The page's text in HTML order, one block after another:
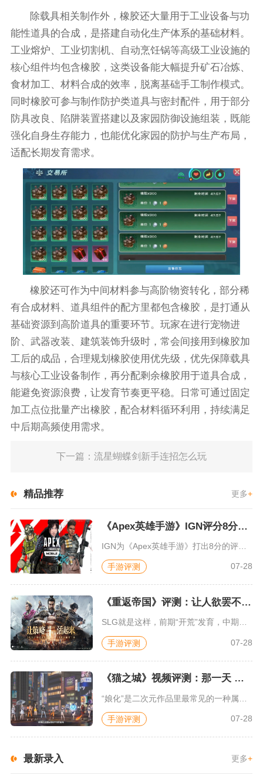
除载具相关制作外，橡胶还大量用于工业设备与功
能性道具的合成，是搭建自动化生产体系的基础材料。
工业熔炉、工业切割机、自动烹饪锅等高级工业设施的
核心组件均包含橡胶，这类设备能大幅提升矿石冶炼、
食材加工、材料合成的效率，脱离基础手工制作模式。
同时橡胶可参与制作防护类道具与密封配件，用于部分
防具改良、陷阱装置搭建以及家园防御设施组装，既能
强化自身生存能力，也能优化家园的防护与生产布局，
适配长期发育需求。
橡胶还可作为中间材料参与高阶物资转化，部分稀
有合成材料、道具组件的配方里都包含橡胶，是打通从
基础资源到高阶道具的重要环节。玩家在进行宠物进
阶、武器改装、建筑装饰升级时，常会间接用到橡胶加
工后的成品，合理规划橡胶使用优先级，优先保障载具
与核心工业设备制作，再分配剩余橡胶用于道具合成，
能避免资源浪费，让发育节奏更平稳。日常可通过固定
加工点位批量产出橡胶，配合材料循环利用，持续满足
中后期高频使用需求。
下一篇：流星蝴蝶剑新手连招怎么玩
精品推荐 更多+
《Apex英雄手游》IGN评分8分：对游戏未来抱有期待
IGN为《Apex英雄手游》打出8分的评价，测评者认为，《A...
手游评测 07-28
《重返帝国》评测：让人欲罢不能的新一代策略游戏
SLG就是这样，前期“开荒”发育，中期同盟混战抢地盘，后期争...
手游评测 07-28
《猫之城》视频评测：那一天 我家的猫变成了猫娘
手游评测 07-28
最新录入 更多+